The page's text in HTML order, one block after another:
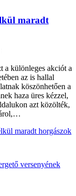
maradt
a különleges akciót a
az is hallal
köszönhetően a
haza üres kézzel,
azt közölték,
maradt horgászok